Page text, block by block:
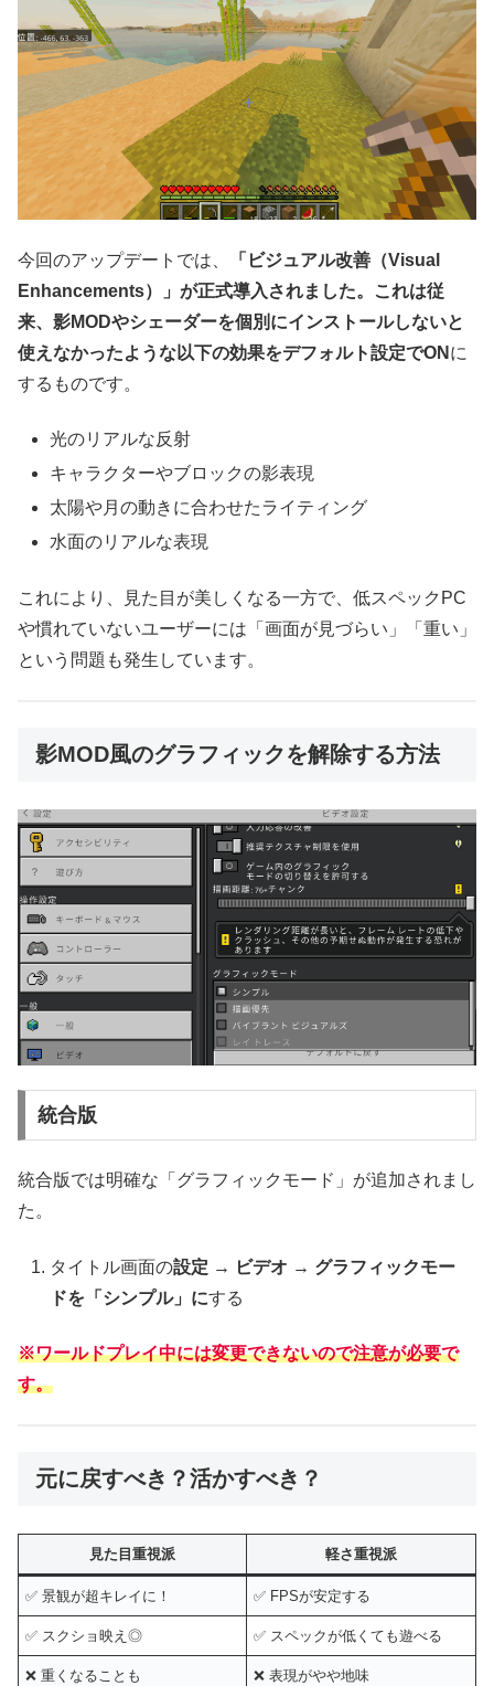
今回のアップデートでは、
「ビジュアル改善（Visual
Enhancements）」が正式導入されました。これは従
来、影MODやシェーダーを個別にインストールしないと
使えなかったような以下の効果をデフォルト設定でON に
するものです。
光のリアルな反射
キャラクターやブロックの影表現
太陽や月の動きに合わせたライティング
水面のリアルな表現
これにより、見た目が美しくなる一方で、低スペックPC
や慣れていないユーザーには「画面が見づらい」「重い」
という問題も発生しています。
影MOD風のグラフィックを解除する方法
統合版
統合版では明確な「グラフィックモード」が追加されまし
た。
タイトル画面の設定 → ビデオ → グラフィックモー
ドを「シンプル」にする
※ワールドプレイ中には変更できないので注意が必要で
す。
元に戻すべき？活かすべき？
見た目重視派 軽さ重視派
✅ 景観が超キレイに！ ✅ FPSが安定する
✅ スクショ映え◎ ✅ スペックが低くても遊べる
❌ 重くなることも ❌ 表現がやや地味